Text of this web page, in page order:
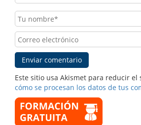
Este sitio usa Akismet para reducir el
cómo se procesan los datos de tus